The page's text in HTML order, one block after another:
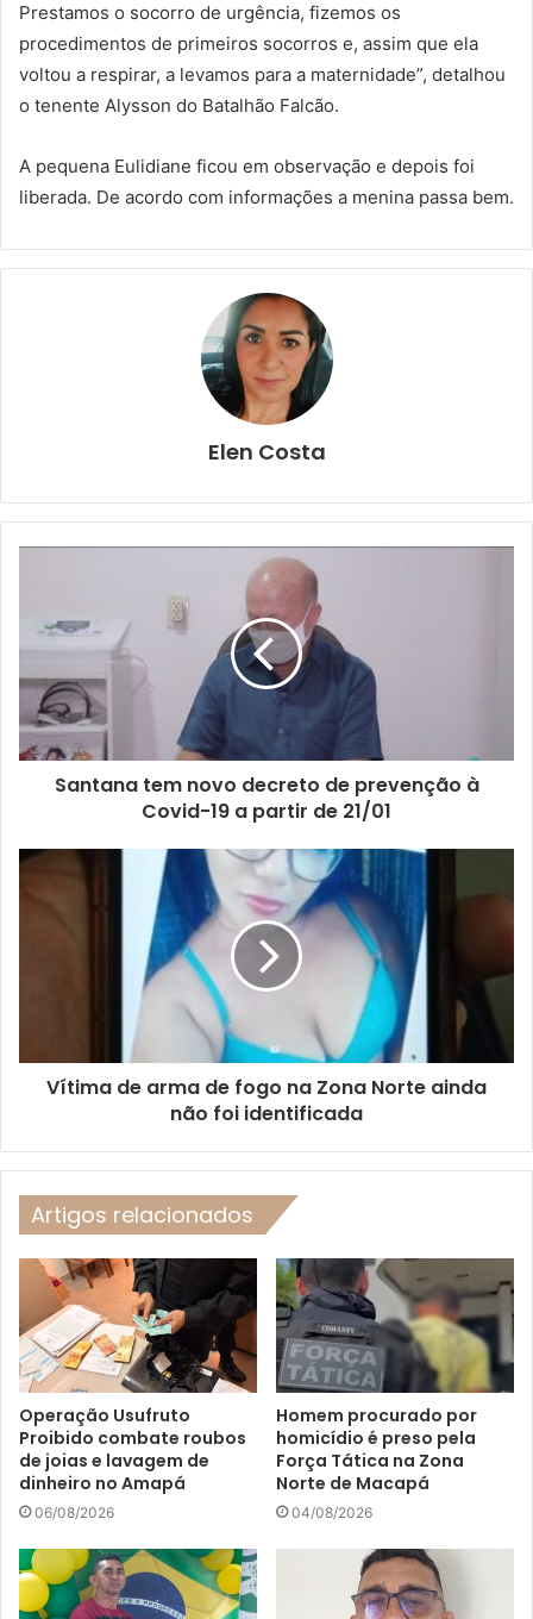
Prestamos o socorro de urgência, fizemos os
procedimentos de primeiros socorros e, assim que ela
voltou a respirar, a levamos para a maternidade”, detalhou
o tenente Alysson do Batalhão Falcão.
A pequena Eulidiane ficou em observação e depois foi
liberada. De acordo com informações a menina passa bem.
Elen Costa
Santana tem novo decreto de prevenção à
Covid-19 a partir de 21/01
Vítima de arma de fogo na Zona Norte ainda
não foi identificada
Artigos relacionados
Operação Usufruto
Proibido combate roubos
de joias e lavagem de
dinheiro no Amapá
06/08/2026
Homem procurado por
homicídio é preso pela
Força Tática na Zona
Norte de Macapá
04/08/2026